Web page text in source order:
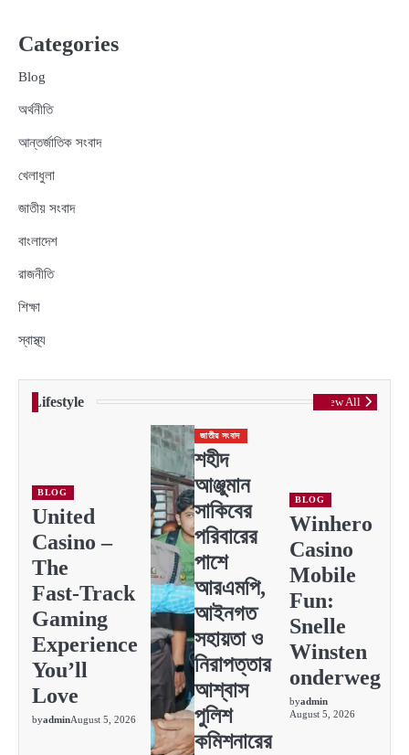
Categories
Blog
অর্থনীতি
আন্তর্জাতিক সংবাদ
খেলাধুলা
জাতীয় সংবাদ
বাংলাদেশ
রাজনীতি
শিক্ষা
স্বাস্থ্য
Lifestyle View All
BLOG
United
Casino –
The
Fast‑Track
Gaming
Experience
You’ll
Love
byadminAugust 5, 2026
জাতীয় সংবাদ
শহীদ
আঞ্জুমান
সাকিবের
পরিবারের
পাশে
আরএমপি,
আইনগত
সহায়তা ও
নিরাপত্তার
আশ্বাস
পুলিশ
কমিশনারের
BLOG
Winhero
Casino
Mobile
Fun:
Snelle
Winsten
onderweg
byadmin
August 5, 2026